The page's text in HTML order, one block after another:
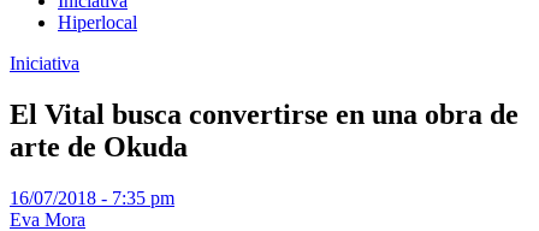
Hiperlocal
Iniciativa
El Vital busca convertirse en una obra de
arte de Okuda
16/07/2018 - 7:35 pm
Eva Mora